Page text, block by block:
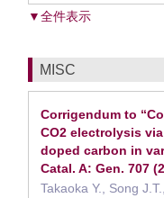
▼全件表示
MISC
Corrigendum to
CO2 electrolysis
doped carbon in
Catal. A: Gen. 707
Takaoka Y., Song